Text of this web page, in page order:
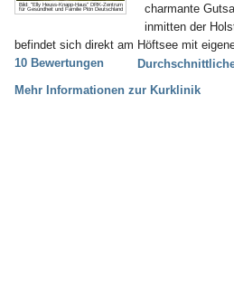
Bild: "Elly Heuss-Knapp-Haus" DRK-Zentrum
für Gesundheit und Familie Plön Deutschland
charmante
inmitten der
befindet sich direkt am Höftsee mit
10 Bewertungen
Mehr Informationen zur Kurklinik